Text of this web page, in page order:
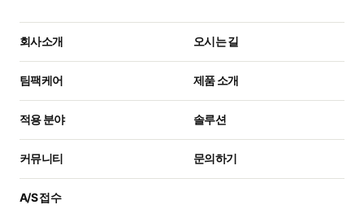
회사소개 오시는 길
팀팩케어 제품 소개
적용 분야 솔루션
커뮤니티 문의하기
A/S 접수